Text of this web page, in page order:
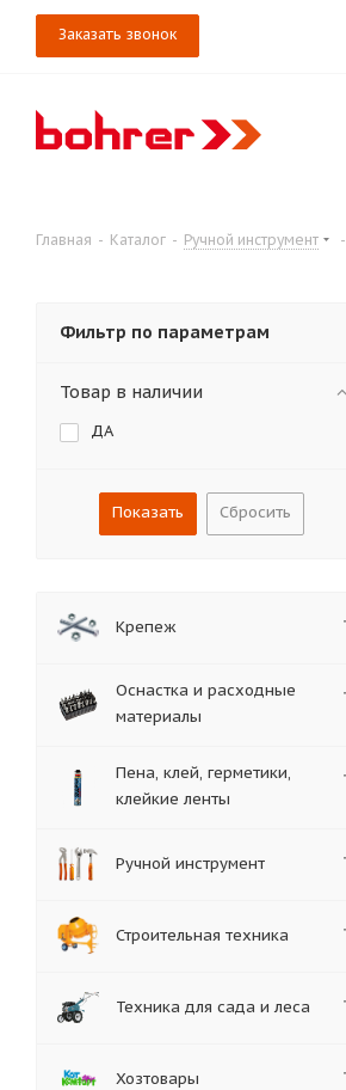
Заказать звонок
Главная - Каталог - Ручной инструмент -
Фильтр по параметрам
Товар в наличии
ДА
Сбросить
Крепеж
Оснастка и расходные
материалы
Пена, клей, герметики,
клейкие ленты
Ручной инструмент
Строительная техника
Техника для сада и леса
Хозтовары